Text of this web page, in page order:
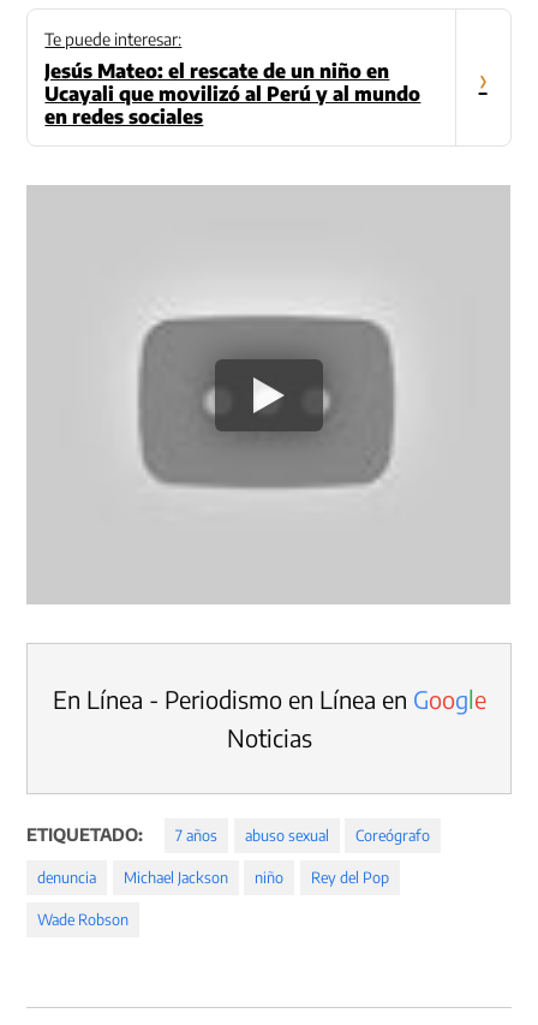
Te puede interesar:
Jesús Mateo: el rescate de un niño en
Ucayali que movilizó al Perú y al mundo
en redes sociales
›
En Línea - Periodismo en Línea en Google
Noticias
ETIQUETADO: 7 años abuso sexual Coreógrafo
denuncia Michael Jackson niño Rey del Pop
Wade Robson